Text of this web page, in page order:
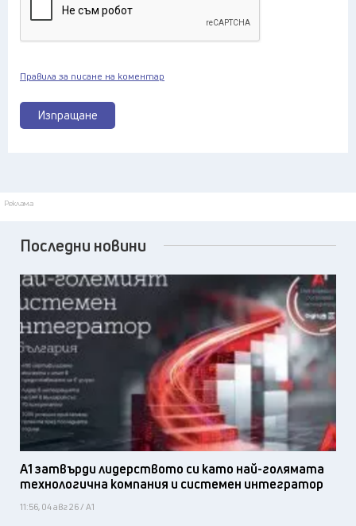
Изпращане
Правила за писане на коментар
Реклама
Последни новини
А1 затвърди лидерството си като най-голямата
технологична компания и системен интегратор
11:56, 04 авг 26 / А1